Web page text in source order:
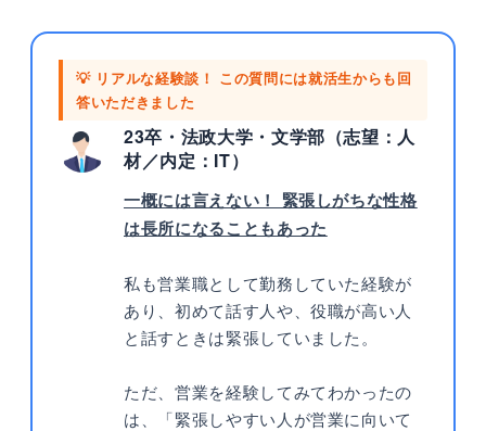
ここで選択肢を狭めるのもどうかと思い、一度プロから
客観的なアドバイスをいただけるとうれしいです。
💡 リアルな経験談！ この質問には就活生からも回
答いただきました
23卒・法政大学・文学部（志望：人
材／内定：IT）
一概には言えない！ 緊張しがちな性格
は長所になることもあった
私も営業職として勤務していた経験が
あり、初めて話す人や、役職が高い人
と話すときは緊張していました。
ただ、営業を経験してみてわかったの
は、「緊張しやすい人が営業に向いて